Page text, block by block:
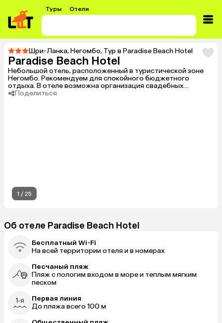
Туры Отели
Шри-Ланка,Негомбо, Тур в Paradise Beach Hotel
Paradise Beach Hotel
Небольшой отель, расположенный в туристической зоне
Негомбо. Рекомендуем для спокойного бюджетного
отдыха. В отеле возможна организация свадебных
церемоний.
Поделиться
1 / 25
Об отеле Paradise Beach Hotel
Бесплатный Wi-Fi
На всей территории отеля и в номерах
Песчаный пляж
Пляж с пологим входом в море и теплым мягким
песком
Первая линия
До пляжа всего 100 м